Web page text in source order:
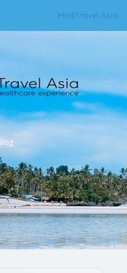
MedTravel Asia